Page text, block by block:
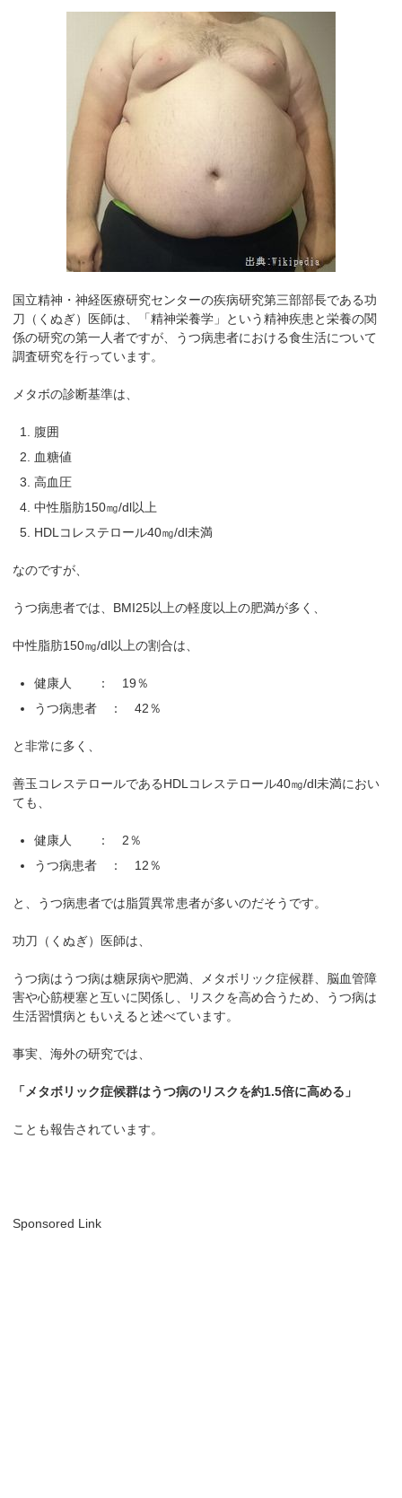
国立精神・神経医療研究センターの疾病研究第三部部長である功
刀（くぬぎ）医師は、「精神栄養学」という精神疾患と栄養の関
係の研究の第一人者ですが、うつ病患者における食生活について
調査研究を行っています。
メタボの診断基準は、
腹囲
血糖値
高血圧
中性脂肪150㎎/dl以上
HDLコレステロール40㎎/dl未満
なのですが、
うつ病患者では、BMI25以上の軽度以上の肥満が多く、
中性脂肪150㎎/dl以上の割合は、
健康人 ： 19％
うつ病患者 ： 42％
と非常に多く、
善玉コレステロールであるHDLコレステロール40㎎/dl未満におい
ても、
健康人 ： 2％
うつ病患者 ： 12％
と、うつ病患者では脂質異常患者が多いのだそうです。
功刀（くぬぎ）医師は、
うつ病はうつ病は糖尿病や肥満、メタボリック症候群、脳血管障
害や心筋梗塞と互いに関係し、リスクを高め合うため、うつ病は
生活習慣病ともいえると述べています。
事実、海外の研究では、
「メタボリック症候群はうつ病のリスクを約1.5倍に高める」
ことも報告されています。
Sponsored Link